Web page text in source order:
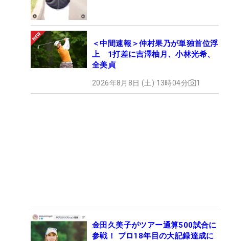
＜中間速報＞仲村果乃が単独首位浮
上 1打差に吉澤柚月、小林光希、
全美貞
2026年8月8日 (土) 13時04分 1
金田久美子がツアー通算500試合に
参戦！ プロ18年目の大記録達成に